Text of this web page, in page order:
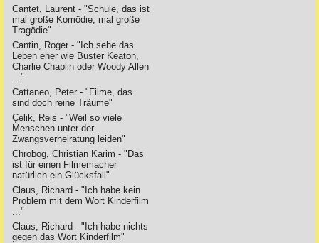
Cantet, Laurent - "Schule, das ist
mal große Komödie, mal große
Tragödie"
Cantin, Roger - "Ich sehe das
Leben eher wie Buster Keaton,
Charlie Chaplin oder Woody Allen
..."
Cattaneo, Peter - "Filme, das
sind doch reine Träume"
Çelik, Reis - "Weil so viele
Menschen unter der
Zwangsverheiratung leiden"
Chrobog, Christian Karim - "Das
ist für einen Filmemacher
natürlich ein Glücksfall"
Claus, Richard - "Ich habe kein
Problem mit dem Wort Kinderfilm
..."
Claus, Richard - "Ich habe nichts
gegen das Wort Kinderfilm"